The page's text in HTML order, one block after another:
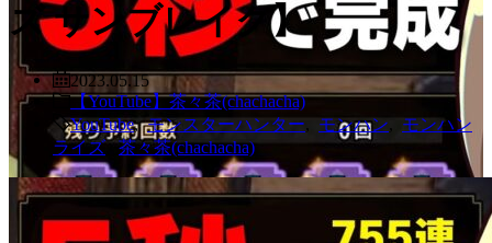
ズ サンブレイク】
2023.05.15
【YouTube】茶々茶(chachacha)
YouTube,モンスターハンター ,モンハン
モンハン
ライズ,茶々茶(chachacha)